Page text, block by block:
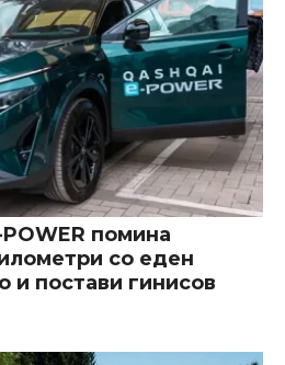
помина
со еден
и постави гинисов